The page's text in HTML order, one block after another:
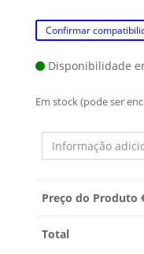
Confirmar
Disponibilidade
Em stock (pode ser
Preço do Produto
Total